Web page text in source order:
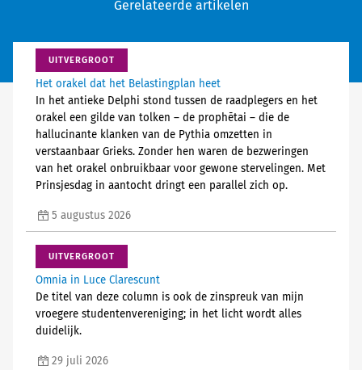
Gerelateerde artikelen
UITVERGROOT
Het orakel dat het Belastingplan heet
In het antieke Delphi stond tussen de raadplegers en het
orakel een gilde van tolken – de prophētai – die de
hallucinante klanken van de Pythia omzetten in
verstaanbaar Grieks. Zonder hen waren de bezweringen
van het orakel onbruikbaar voor gewone stervelingen. Met
Prinsjesdag in aantocht dringt een parallel zich op.
5 augustus 2026
UITVERGROOT
Omnia in Luce Clarescunt
De titel van deze column is ook de zinspreuk van mijn
vroegere studentenvereniging; in het licht wordt alles
duidelijk.
29 juli 2026